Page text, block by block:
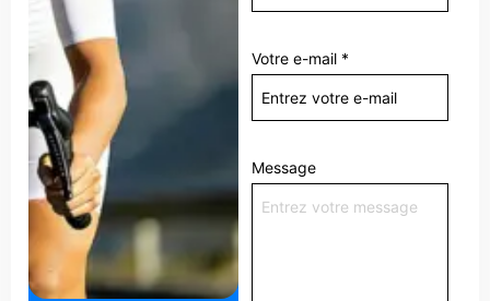
Votre e-mail *
Message